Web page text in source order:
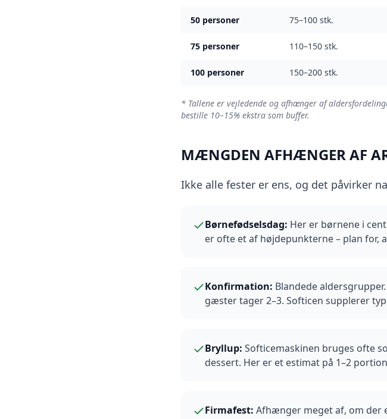
50 personer 75–100 stk.
75 personer 110–150 stk.
100 personer 150–200 stk.
* Tallene er vejledende og afhænger af
bestille 10–15% ekstra som buffer.
MÆNGDEN AFHÆNGER AF
Ikke alle fester er ens, og det påvirker
Børnefødselsdag: Her er børnene i
er ofte et af højdepunkterne – plan for,
Konfirmation: Blandede
gæster tager 2–3. Softicen supplerer
Bryllup: Softicemaskinen bruges ofte
dessert. Her er et estimat på 1–2
Firmafest: Afhænger meget af, om der